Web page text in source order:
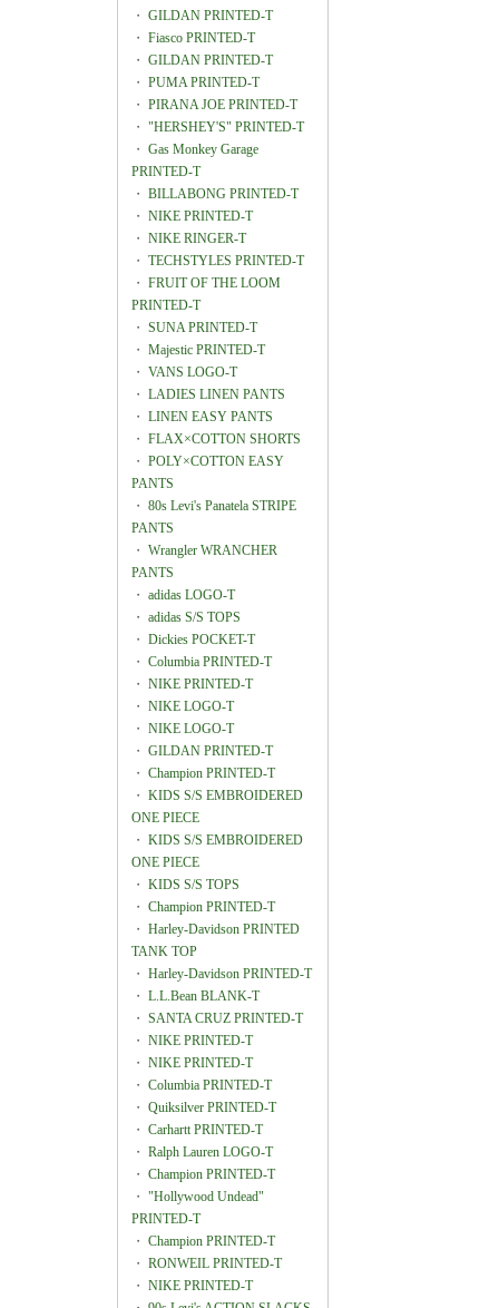
・ GILDAN PRINTED-T
・ Fiasco PRINTED-T
・ GILDAN PRINTED-T
・ PUMA PRINTED-T
・ PIRANA JOE PRINTED-T
・ "HERSHEY'S" PRINTED-T
・ Gas Monkey Garage
PRINTED-T
・ BILLABONG PRINTED-T
・ NIKE PRINTED-T
・ NIKE RINGER-T
・ TECHSTYLES PRINTED-T
・ FRUIT OF THE LOOM
PRINTED-T
・ SUNA PRINTED-T
・ Majestic PRINTED-T
・ VANS LOGO-T
・ LADIES LINEN PANTS
・ LINEN EASY PANTS
・ FLAX×COTTON SHORTS
・ POLY×COTTON EASY
PANTS
・ 80s Levi's Panatela STRIPE
PANTS
・ Wrangler WRANCHER
PANTS
・ adidas LOGO-T
・ adidas S/S TOPS
・ Dickies POCKET-T
・ Columbia PRINTED-T
・ NIKE PRINTED-T
・ NIKE LOGO-T
・ NIKE LOGO-T
・ GILDAN PRINTED-T
・ Champion PRINTED-T
・ KIDS S/S EMBROIDERED
ONE PIECE
・ KIDS S/S EMBROIDERED
ONE PIECE
・ KIDS S/S TOPS
・ Champion PRINTED-T
・ Harley-Davidson PRINTED
TANK TOP
・ Harley-Davidson PRINTED-T
・ L.L.Bean BLANK-T
・ SANTA CRUZ PRINTED-T
・ NIKE PRINTED-T
・ NIKE PRINTED-T
・ Columbia PRINTED-T
・ Quiksilver PRINTED-T
・ Carhartt PRINTED-T
・ Ralph Lauren LOGO-T
・ Champion PRINTED-T
・ "Hollywood Undead"
PRINTED-T
・ Champion PRINTED-T
・ RONWEIL PRINTED-T
・ NIKE PRINTED-T